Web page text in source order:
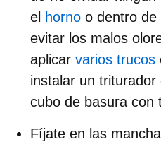
el horno o dentro de
evitar los malos
aplicar varios trucos
instalar un
cubo de basura con
Fíjate en las